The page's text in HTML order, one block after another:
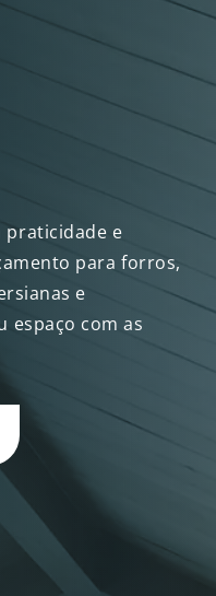
praticidade e
para forros,
e
espaço com as